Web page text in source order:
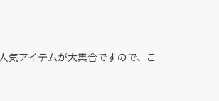
気アイテムが大集合ですので、こ